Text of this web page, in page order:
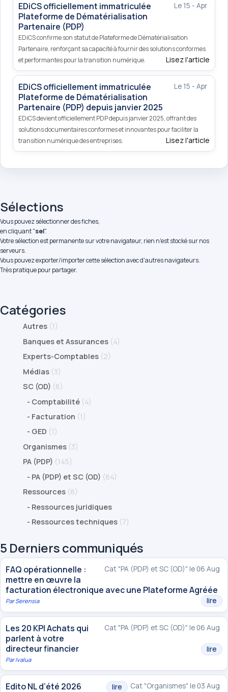
Le 15 - Apr
EDiCS officiellement immatriculée
Plateforme de Dématérialisation
Partenaire (PDP)
EDiCS confirme son statut de Plateforme de Dématérialisation
Partenaire, renforçant sa capacité à fournir des solutions conformes
et performantes pour la transition numérique.
Lisez l'article
Le 15 - Apr
EDiCS officiellement immatriculée
Plateforme de Dématérialisation
Partenaire (PDP) depuis janvier 2025
EDiCS devient officiellement PDP depuis janvier 2025, offrant des
solutions documentaires conformes et innovantes pour faciliter la
transition numérique des entreprises.
Lisez l'article
Sélections
Vous pouvez sélectionner des fiches,
en cliquant "sel".
Votre sélection est permanente sur votre navigateur, rien n'est stocké sur nos
serveurs.
Vous pouvez exporter/importer cette sélection avec d'autres navigateurs.
Très pratique pour partager.
Catégories
Autres (1)
Banques et Assurances (4)
Experts-Comptables (2)
Médias (3)
SC (OD) (8)
- Comptabilité (4)
- Facturation (1)
- GED (1)
Organismes (3)
PA (PDP) (145)
- PA (PDP) et SC (OD) (84)
Ressources (8)
- Ressources juridiques
- Ressources techniques (7)
5 Derniers communiqués
Cat "PA (PDP) et SC (OD)" le 06 Aug
FAQ opérationnelle :
mettre en œuvre la
facturation électronique avec une Plateforme Agréée
lire
ParSerensia
Cat "PA (PDP) et SC (OD)" le 06 Aug
Les 20 KPI Achats qui
parlent à votre
directeur financier
lire
ParIvalua
Cat "Organismes" le 03 Aug
Edito NL d’été 2026 lire